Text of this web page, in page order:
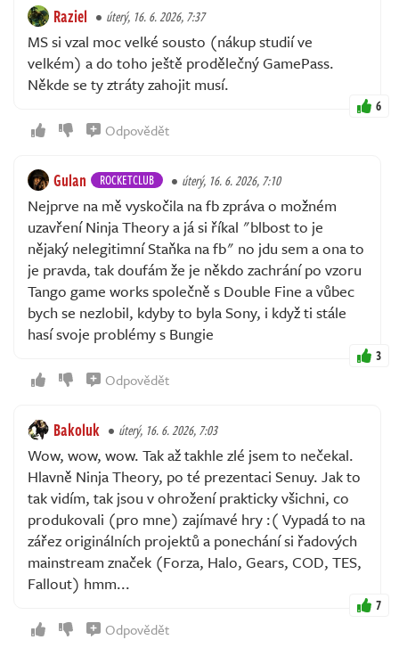
Raziel úterý, 16. 6. 2026, 7:37
MS si vzal moc velké sousto (nákup studií ve
velkém) a do toho ještě prodělečný GamePass.
Někde se ty ztráty zahojit musí.
6
Odpovědět
Gulan ROCKETCLUB úterý, 16. 6. 2026, 7:10
Nejprve na mě vyskočila na fb zpráva o možném
uzavření Ninja Theory a já si říkal "blbost to je
nějaký nelegitimní Staňka na fb" no jdu sem a ona to
je pravda, tak doufám že je někdo zachrání po vzoru
Tango game works společně s Double Fine a vůbec
bych se nezlobil, kdyby to byla Sony, i když ti stále
hasí svoje problémy s Bungie
3
Odpovědět
Bakoluk úterý, 16. 6. 2026, 7:03
Wow, wow, wow. Tak až takhle zlé jsem to nečekal.
Hlavně Ninja Theory, po té prezentaci Senuy. Jak to
tak vidím, tak jsou v ohrožení prakticky všichni, co
produkovali (pro mne) zajímavé hry :( Vypadá to na
zářez originálních projektů a ponechání si řadových
mainstream značek (Forza, Halo, Gears, COD, TES,
Fallout) hmm...
7
Odpovědět